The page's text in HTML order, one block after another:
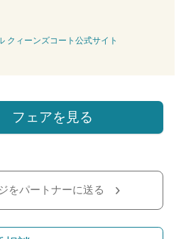
クィーンズコート公式サイト
フェアを見る
をパートナーに送る